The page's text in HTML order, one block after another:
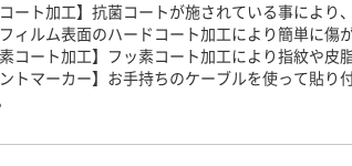
ート加工】抗菌コートが施されている事により
ィルム表面のハードコート加工により簡単に傷
コート加工】フッ素コート加工により指紋や皮
トマーカー】お手持ちのケーブルを使って貼り